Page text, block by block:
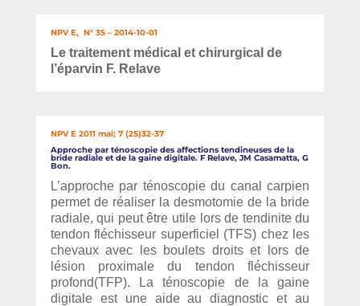
NPV E, N° 35 – 2014-10-01
Le traitement médical et chirurgical de
l’éparvin F. Relave
NPV E 2011 mai; 7 (25)32-37
Approche par ténoscopie des affections tendineuses de la
bride radiale et de la gaine digitale. F Relave, JM Casamatta, G
Bon.
L’approche par ténoscopie du canal carpien
permet de réaliser la desmotomie de la bride
radiale, qui peut être utile lors de tendinite du
tendon fléchisseur superficiel (TFS) chez les
chevaux avec les boulets droits et lors de
lésion proximale du tendon fléchisseur
profond(TFP). La ténoscopie de la gaine
digitale est une aide au diagnostic et au